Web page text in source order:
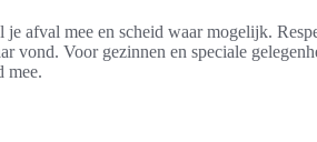
afval mee en scheid waar mogelijk.
vond. Voor gezinnen en speciale
mee.